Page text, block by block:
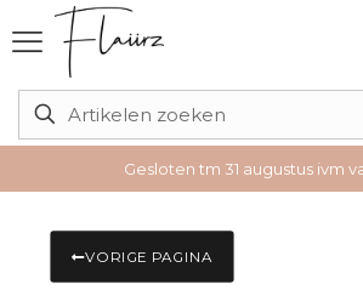
Gesloten tm 31 augustus ivm
VORIGE PAGINA